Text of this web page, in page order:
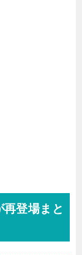
再登場まと